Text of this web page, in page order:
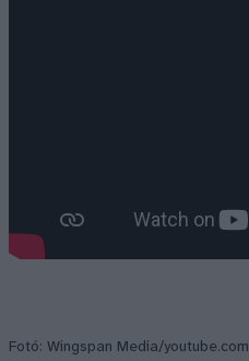
Fotó: Wingspan Media/youtube.com